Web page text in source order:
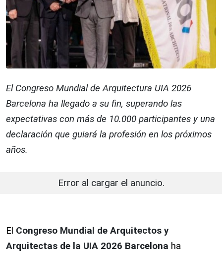
El Congreso Mundial de Arquitectura UIA 2026
Barcelona ha llegado a su fin, superando las
expectativas con más de 10.000 participantes y una
declaración que guiará la profesión en los próximos
años.
Error al cargar el anuncio.
El Congreso Mundial de Arquitectos y
Arquitectas de la UIA 2026 Barcelona ha